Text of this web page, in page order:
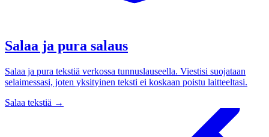
Salaa ja pura salaus
Salaa ja pura tekstiä verkossa tunnuslauseella. Viestisi suojataan
selaimessasi, joten yksityinen teksti ei koskaan poistu laitteeltasi.
Salaa tekstiä →